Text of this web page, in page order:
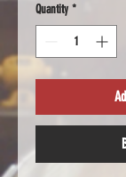
Quantity *